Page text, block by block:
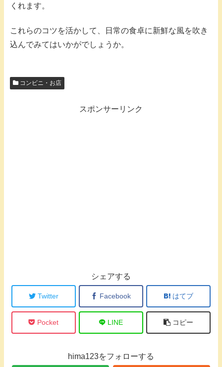
くれます。
これらのコツを活かして、日常の食卓に新鮮な風を吹き
込んでみてはいかがでしょうか。
コンビニ・お店
スポンサーリンク
シェアする
Twitter Facebook はてブ
Pocket LINE コピー
hima123をフォローする